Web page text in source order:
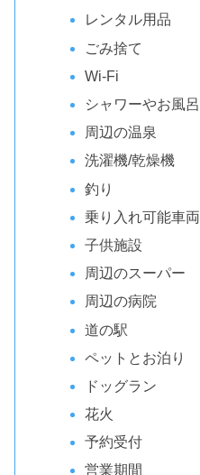
レンタル用品
ごみ捨て
Wi-Fi
シャワーやお風呂
周辺の温泉
洗濯機/乾燥機
釣り
乗り入れ可能車両
子供施設
周辺のスーパー
周辺の病院
道の駅
ペットとお泊り
ドッグラン
花火
予約受付
営業期間